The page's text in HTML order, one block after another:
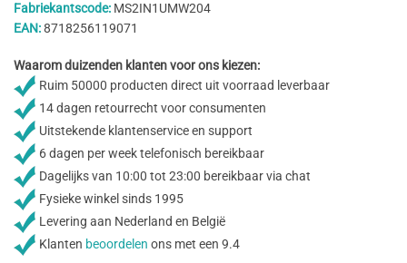
Fabriekantscode: MS2IN1UMW204
EAN:8718256119071
Waarom duizenden klanten voor ons kiezen:
Ruim 50000 producten direct uit voorraad leverbaar
14 dagen retourrecht voor consumenten
Uitstekende klantenservice en support
6 dagen per week telefonisch bereikbaar
Dagelijks van 10:00 tot 23:00 bereikbaar via chat
Fysieke winkel sinds 1995
Levering aan Nederland en België
Klanten beoordelen ons met een 9.4